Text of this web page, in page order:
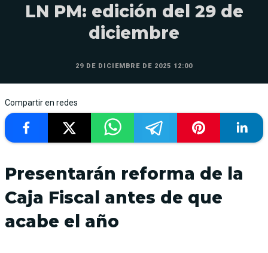
LN PM: edición del 29 de
diciembre
29 DE DICIEMBRE DE 2025 12:00
Compartir en redes
Presentarán reforma de la
Caja Fiscal antes de que
acabe el año